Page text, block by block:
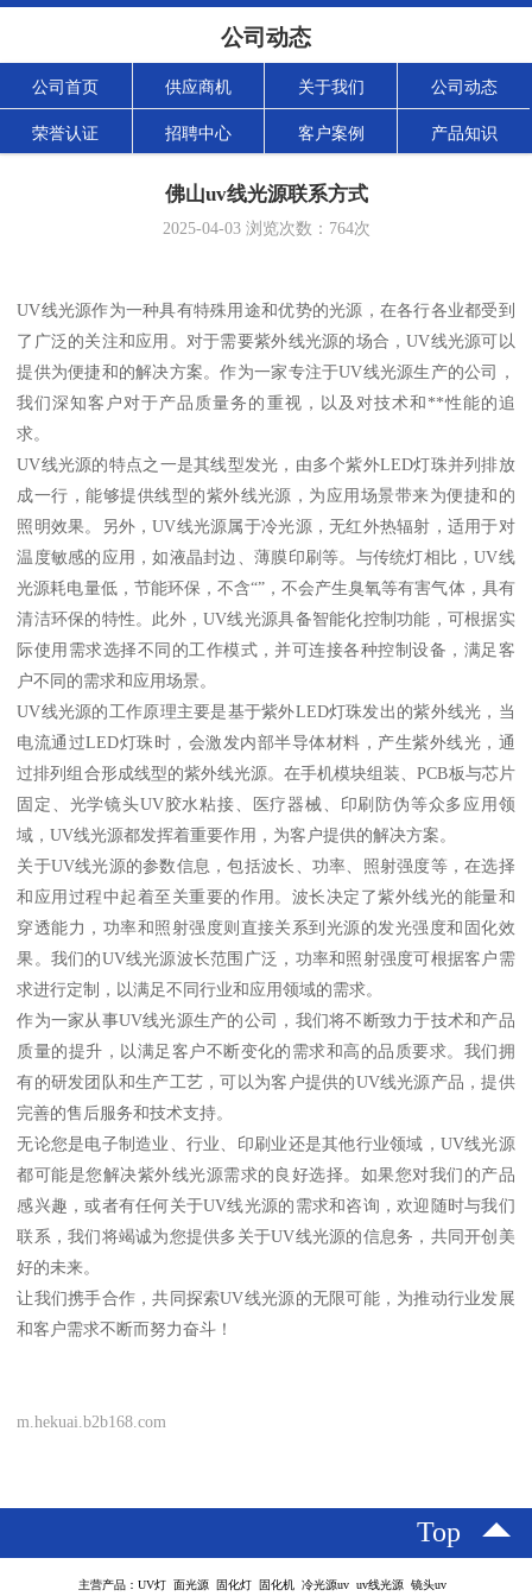
公司动态
公司首页 供应商机 关于我们 公司动态
荣誉认证 招聘中心 客户案例 产品知识
佛山uv线光源联系方式
2025-04-03浏览次数： 764次
UV线光源作为一种具有特殊用途和优势的光源，在各行各业都受到
了广泛的关注和应用。对于需要紫外线光源的场合，UV线光源可以
提供为便捷和的解决方案。作为一家专注于UV线光源生产的公司，
我们深知客户对于产品质量务的重视，以及对技术和**性能的追
求。
UV线光源的特点之一是其线型发光，由多个紫外LED灯珠并列排放
成一行，能够提供线型的紫外线光源，为应用场景带来为便捷和的
照明效果。另外，UV线光源属于冷光源，无红外热辐射，适用于对
温度敏感的应用，如液晶封边、薄膜印刷等。与传统灯相比，UV线
光源耗电量低，节能环保，不含“”，不会产生臭氧等有害气体，具有
清洁环保的特性。此外，UV线光源具备智能化控制功能，可根据实
际使用需求选择不同的工作模式，并可连接各种控制设备，满足客
户不同的需求和应用场景。
UV线光源的工作原理主要是基于紫外LED灯珠发出的紫外线光，当
电流通过LED灯珠时，会激发内部半导体材料，产生紫外线光，通
过排列组合形成线型的紫外线光源。在手机模块组装、PCB板与芯片
固定、光学镜头UV胶水粘接、医疗器械、印刷防伪等众多应用领
域，UV线光源都发挥着重要作用，为客户提供的解决方案。
关于UV线光源的参数信息，包括波长、功率、照射强度等，在选择
和应用过程中起着至关重要的作用。波长决定了紫外线光的能量和
穿透能力，功率和照射强度则直接关系到光源的发光强度和固化效
果。我们的UV线光源波长范围广泛，功率和照射强度可根据客户需
求进行定制，以满足不同行业和应用领域的需求。
作为一家从事UV线光源生产的公司，我们将不断致力于技术和产品
质量的提升，以满足客户不断变化的需求和高的品质要求。我们拥
有的研发团队和生产工艺，可以为客户提供的UV线光源产品，提供
完善的售后服务和技术支持。
无论您是电子制造业、行业、印刷业还是其他行业领域，UV线光源
都可能是您解决紫外线光源需求的良好选择。如果您对我们的产品
感兴趣，或者有任何关于UV线光源的需求和咨询，欢迎随时与我们
联系，我们将竭诚为您提供多关于UV线光源的信息务，共同开创美
好的未来。
让我们携手合作，共同探索UV线光源的无限可能，为推动行业发展
和客户需求不断而努力奋斗！
m.hekuai.b2b168.com
Top
主营产品：UV灯 面光源 固化灯 固化机 冷光源uv uv线光源 镜头uv